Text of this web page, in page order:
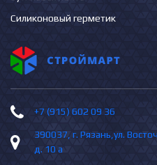
Силиконовый герметик
+7 (915) 602 09 36
390037, г. Рязань,ул.
д. 10 а